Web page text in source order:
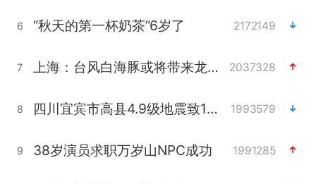
6 “秋天的第一杯奶茶”6岁了 2172149
7 上海：台风白海豚或将带来龙卷风 2037328
8 四川宜宾市高县4.9级地震致1人死亡 1993579
9 38岁演员求职万岁山NPC成功 1991285